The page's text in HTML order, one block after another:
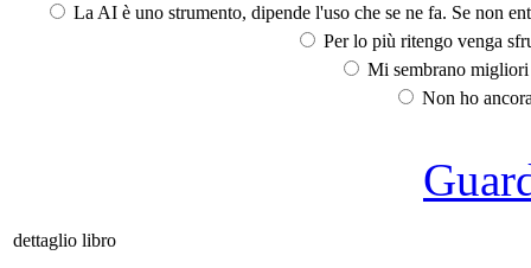
La AI è uno strumento, dipende l'uso che se ne fa. Se non
Per lo più ritengo venga
Mi sembrano
Non ho
dettaglio libro